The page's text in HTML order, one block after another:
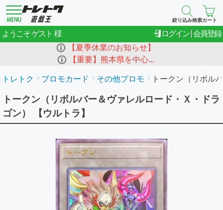
絞り込み検索カート
ようこそゲスト ログイン 会員登録
【夏季休業のお知らせ】
【重要】熊本県を中心...
トレトク プロモカード その他プロモ トークン（リボル
トークン（リボルバー＆ヴァレルロード・Ｘ・ドラ
ゴン） 【ウルトラ】